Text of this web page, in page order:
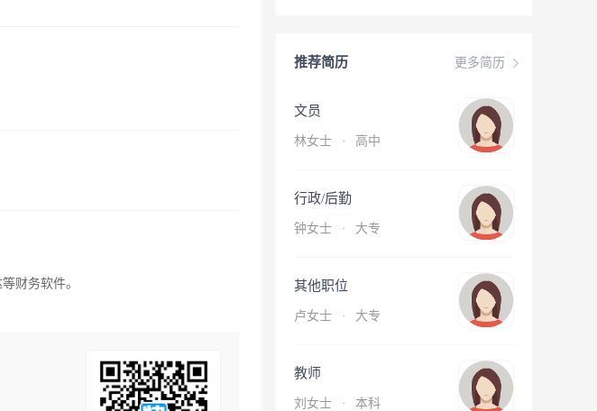
财务软件。
更多简历
推荐简历
文员
林女士 · 高中
行政/后勤
钟女士 · 大专
其他职位
卢女士 · 大专
教师
刘女士 · 本科